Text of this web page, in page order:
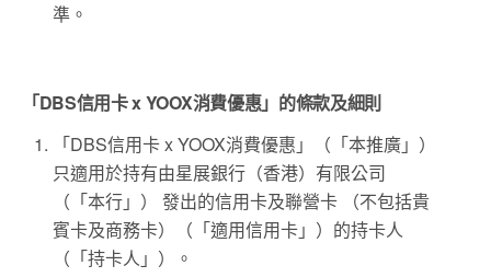
準。
「DBS信用卡 x YOOX消費優惠」的條款及細則
「DBS信用卡 x YOOX消費優惠」（「本推廣」）
只適用於持有由星展銀行（香港）有限公司
（「本行」） 發出的信用卡及聯營卡 （不包括貴
賓卡及商務卡）（「適用信用卡」）的持卡人
（「持卡人」）。